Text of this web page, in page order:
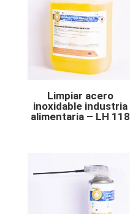
Limpiar acero
inoxidable industria
alimentaria – LH 118